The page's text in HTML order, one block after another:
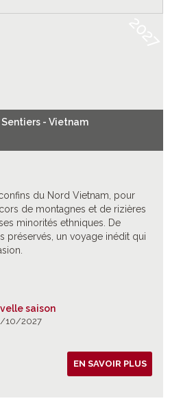
Sentiers - Vietnam
du Nord Vietnam, pour
de montagnes et de rizières
minorités ethniques. De
préservés, un voyage inédit qui
saison
10/2027
Vols inclus
EN SAVOIR PLUS